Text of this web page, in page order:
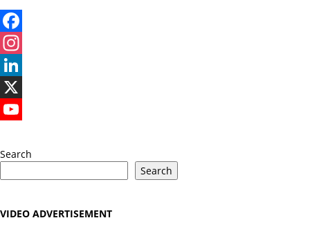
Facebook
Instagram
LinkedIn
X
Search
Search
VIDEO ADVERTISEMENT